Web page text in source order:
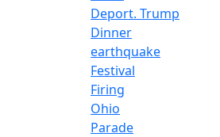
Deport. Trump
Dinner
earthquake
Festival
Firing
Ohio
Parade